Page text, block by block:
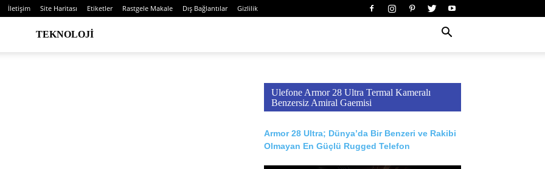
İletişim Site Haritası Etiketler Rastgele Makale Dış Bağlantılar Gizlilik
TEKNOLOJI
Ulefone Armor 28 Ultra Termal Kameralı
Benzersiz Amiral Gaemisi
Armor 28 Ultra; Dünya’da Bir Benzeri ve Rakibi
Olmayan En Güçlü Rugged Telefon